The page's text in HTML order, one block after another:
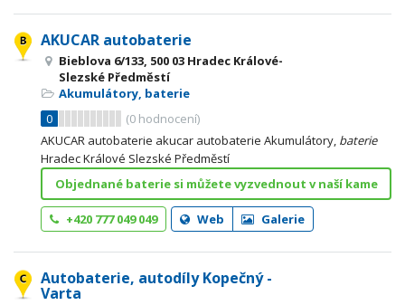
AKUCAR autobaterie
Bieblova 6/133, 500 03 Hradec Králové-
Slezské Předměstí
Akumulátory, baterie
0
(0 hodnocení)
AKUCAR autobaterie akucar autobaterie Akumulátory, baterie
Hradec Králové Slezské Předměstí
Objednané baterie si můžete vyzvednout v naší kame
+420 777 049 049 Web Galerie
Autobaterie, autodíly Kopečný -
Varta